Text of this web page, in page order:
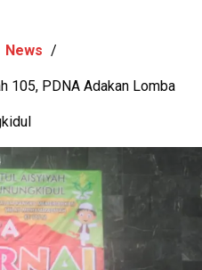
News /
105, PDNA Adakan Lomba